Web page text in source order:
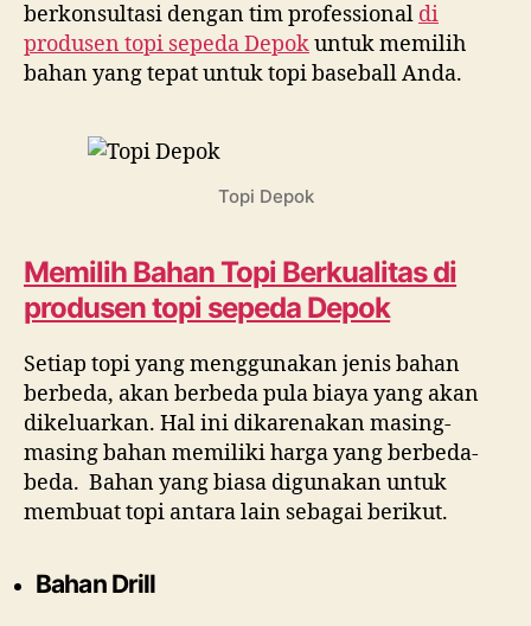
berkonsultasi dengan tim professional di
produsen topi sepeda Depokuntuk memilih
bahan yang tepat untuk topi baseball Anda.
Topi Depok
Memilih Bahan Topi Berkualitas di
produsen topi sepeda Depok
Setiap topi yang menggunakan jenis bahan
berbeda, akan berbeda pula biaya yang akan
dikeluarkan. Hal ini dikarenakan masing-
masing bahan memiliki harga yang berbeda-
beda. Bahan yang biasa digunakan untuk
membuat topi antara lain sebagai berikut.
Bahan Drill